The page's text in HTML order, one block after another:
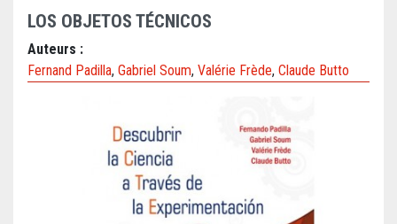
LOS OBJETOS TÉCNICOS
Auteurs :
Fernand Padilla, Gabriel Soum, Valérie Frède, Claude Butto